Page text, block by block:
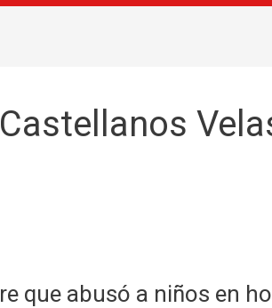
que abusó a niños en